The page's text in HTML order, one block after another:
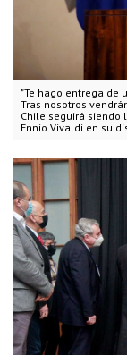
"Te hago entrega de
Tras nosotros
Chile seguirá siendo
Ennio Vivaldi en su